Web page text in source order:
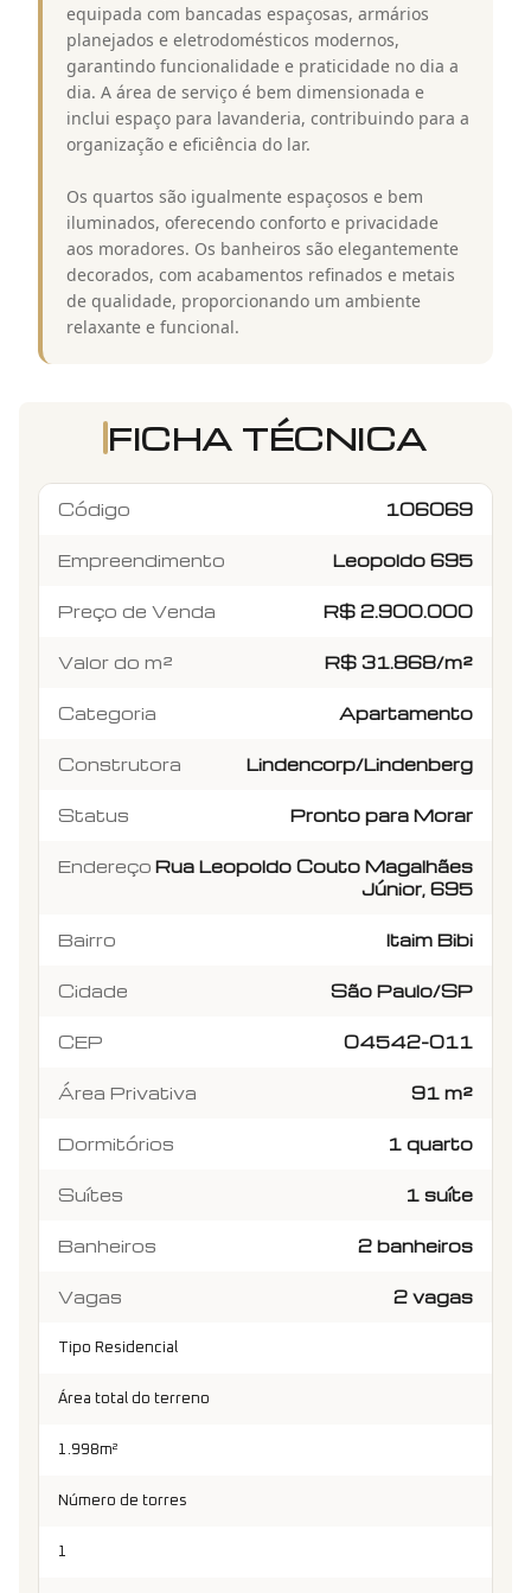
equipada com bancadas espaçosas, armários
planejados e eletrodomésticos modernos,
garantindo funcionalidade e praticidade no dia a
dia. A área de serviço é bem dimensionada e
inclui espaço para lavanderia, contribuindo para a
organização e eficiência do lar.
Os quartos são igualmente espaçosos e bem
iluminados, oferecendo conforto e privacidade
aos moradores. Os banheiros são elegantemente
decorados, com acabamentos refinados e metais
de qualidade, proporcionando um ambiente
relaxante e funcional.
FICHA TÉCNICA
Código 106069
Empreendimento Leopoldo 695
Preço de Venda R$ 2.900.000
Valor do m² R$ 31.868/m²
Categoria Apartamento
Construtora Lindencorp/Lindenberg
Status Pronto para Morar
Endereço Rua Leopoldo Couto Magalhães
Júnior, 695
Bairro Itaim Bibi
Cidade São Paulo/SP
CEP 04542-011
Área Privativa 91 m²
Dormitórios 1 quarto
Suítes 1 suíte
Banheiros 2 banheiros
Vagas 2 vagas
Tipo Residencial
Área total do terreno
1.998m²
Número de torres
1